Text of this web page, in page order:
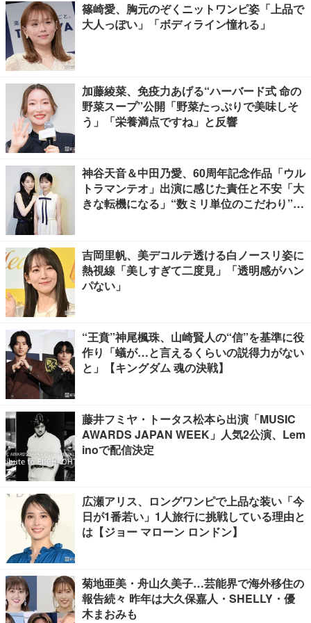
篠崎愛、胸元のぞくニットワンピ姿「上品で
大人っぽい」「ボディライン憧れる」
加藤綾菜、免疫力あげる“ハーバード式 命の
野菜スープ”公開「野菜たっぷりで美味しそ
う」「栄養満点ですね」と反響
神谷天音＆中田乃愛、60周年記念作品「ウル
トラマンテオ」出演に感じた責任と不安「大
きな転機になる」“数ミリ単位のこだわり”特
吉岡里帆、美デコルテ透ける白ノースリ姿に
熱視線「美しすぎて二度見」「透明感がハン
パない」
“王賁”神尾楓珠、山崎賢人の“信”を基準に役
作り「蟻が…と言えるくらいの説得力がない
と」【キングダム 魂の決戦】
藤井フミヤ・トータス松本ら出演「MUSIC
AWARDS JAPAN WEEK」人気2公演、Lem
inoで配信決定
広瀬アリス、ロングワンピで上品な装い「今
日が1番若い」1人旅行に挑戦している理由と
は【ジョー マローン ロンドン】
菊地亜美・舟山久美子…芸能界で海外移住の
報告続々 昨年は大久保嘉人・SHELLY・優
木まおみも